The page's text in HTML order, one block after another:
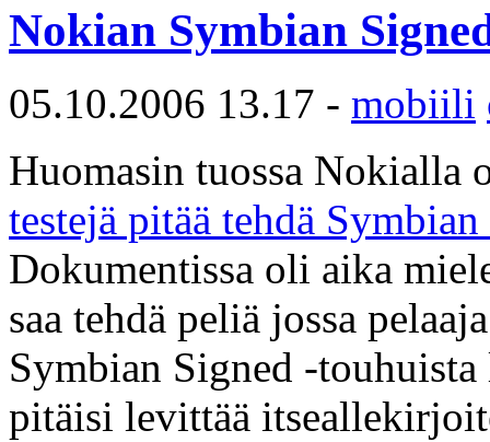
Nokian Symbian
05.10.2006 13.17 - mobiili
Huomasin tuossa Nokialla
testejä pitää tehdä
Dokumentissa oli aika
saa tehdä peliä jossa
Symbian Signed -
pitäisi levittää